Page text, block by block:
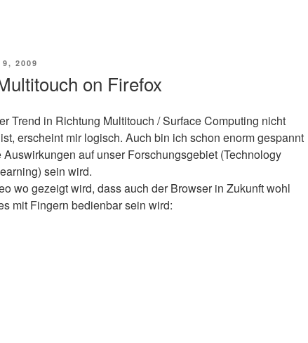
9, 2009
on Firefox
Trend in Richtung Multitouch / Surface Computing nicht
erscheint mir logisch. Auch bin ich schon enorm gespannt
auf unser Forschungsgebiet (Technology
sein wird.
wo gezeigt wird, dass auch der Browser in Zukunft wohl
mit Fingern bedienbar sein wird: